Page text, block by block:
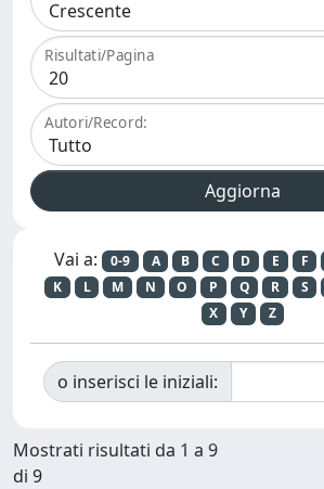
Risultati/Pagina
Autori/Record:
Vai a: 0-9 A B C D E F
K
L M N O P Q R S
X
Y Z
o inserisci le iniziali:
Mostrati risultati da 1 a 9
di 9